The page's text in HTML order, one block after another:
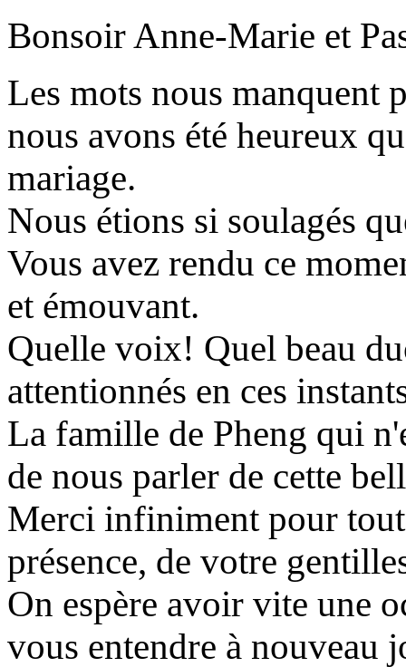
Bonsoir Anne-Marie et
Les mots nous manquent
nous avons été heureux
mariage.
Nous étions si soulagés
Vous avez rendu ce
et émouvant.
Quelle voix! Quel beau
attentionnés en ces
La famille de Pheng qui
de nous parler de cette
Merci infiniment pour
présence, de votre
On espère avoir vite une
vous entendre à nouveau